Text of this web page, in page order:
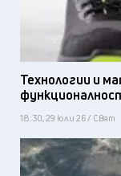
Технологии и
18:30, 29 юли 26 / Свят